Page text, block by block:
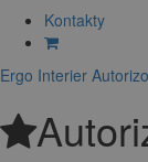
Kontakty
Ergo Interier